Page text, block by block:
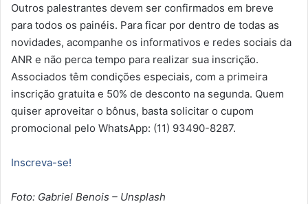
Outros palestrantes devem ser confirmados em breve
para todos os painéis. Para ficar por dentro de todas as
novidades, acompanhe os informativos e redes sociais da
ANR e não perca tempo para realizar sua inscrição.
Associados têm condições especiais, com a primeira
inscrição gratuita e 50% de desconto na segunda. Quem
quiser aproveitar o bônus, basta solicitar o cupom
promocional pelo WhatsApp: (11) 93490-8287.
Inscreva-se!
Foto: Gabriel Benois – Unsplash